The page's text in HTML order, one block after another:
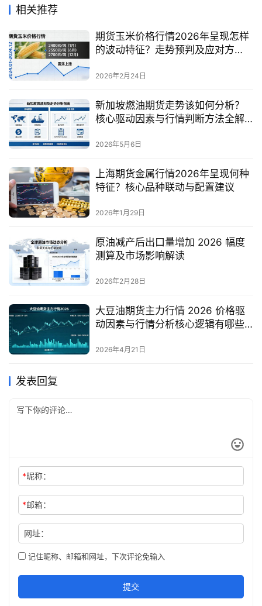
相关推荐
期货玉米价格行情2026年呈现怎样
的波动特征？走势预判及应对方
2026年2月24日
新加坡燃油期货走势该如何分析？
核心驱动因素与行情判断方法全解
2026年5月6日
上海期货金属行情2026年呈现何种
特征？核心品种联动与配置建议
2026年1月29日
原油减产后出口量增加 2026 幅度
测算及市场影响解读
2026年2月28日
大豆油期货主力行情 2026 价格驱
动因素与行情分析核心逻辑有哪些
2026年4月21日
发表回复
*昵称：
*邮箱：
网址：
记住昵称、邮箱和网址，下次评论免输入
提交